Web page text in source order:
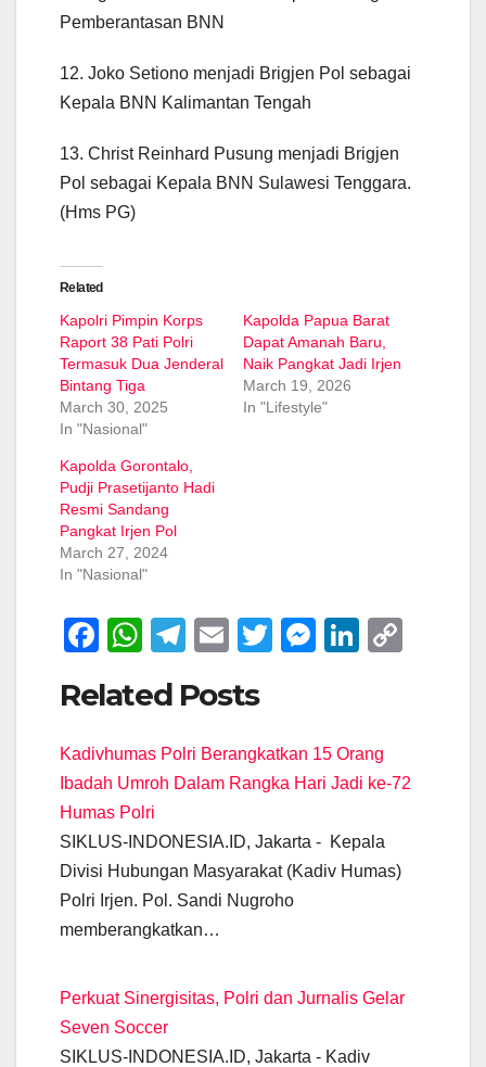
Pemberantasan BNN
12. Joko Setiono menjadi Brigjen Pol sebagai
Kepala BNN Kalimantan Tengah
13. Christ Reinhard Pusung menjadi Brigjen
Pol sebagai Kepala BNN Sulawesi Tenggara.
(Hms PG)
Related
Kapolri Pimpin Korps
Raport 38 Pati Polri
Termasuk Dua Jenderal
Bintang Tiga
March 30, 2025
In "Nasional"
Kapolda Papua Barat
Dapat Amanah Baru,
Naik Pangkat Jadi Irjen
March 19, 2026
In "Lifestyle"
Kapolda Gorontalo,
Pudji Prasetijanto Hadi
Resmi Sandang
Pangkat Irjen Pol
March 27, 2024
In "Nasional"
F
c
e
b
o
o
k
W
at
A
p
p
T
e
gr
a
E
ail
T
er
M
e
n
er
Li
dI Li
Related Posts
Kadivhumas Polri Berangkatkan 15 Orang
Ibadah Umroh Dalam Rangka Hari Jadi ke-72
Humas Polri
SIKLUS-INDONESIA.ID, Jakarta - Kepala
Divisi Hubungan Masyarakat (Kadiv Humas)
Polri Irjen. Pol. Sandi Nugroho
memberangkatkan…
Perkuat Sinergisitas, Polri dan Jurnalis Gelar
Seven Soccer
SIKLUS-INDONESIA.ID, Jakarta - Kadiv